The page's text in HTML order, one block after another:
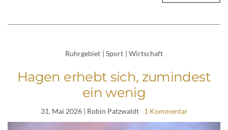
Ruhrgebiet | Sport | Wirtschaft
Hagen erhebt sich, zumindest
ein wenig
31. Mai 2026| Robin Patzwaldt 1 Kommentar